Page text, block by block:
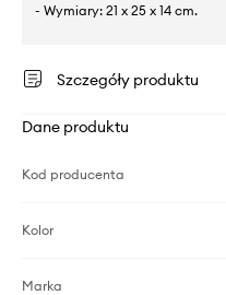
- Wymiary: 21 x 25 x 14 cm.
Szczegóły produktu
Dane produktu
Kod producenta
Kolor
Marka